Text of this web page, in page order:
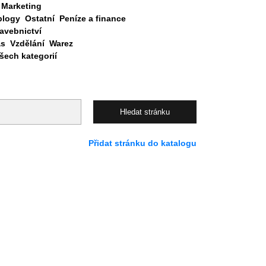
Marketing
Ostatní Peníze a finance
Vzdělání Warez
kategorií
Přidat stránku do katalogu